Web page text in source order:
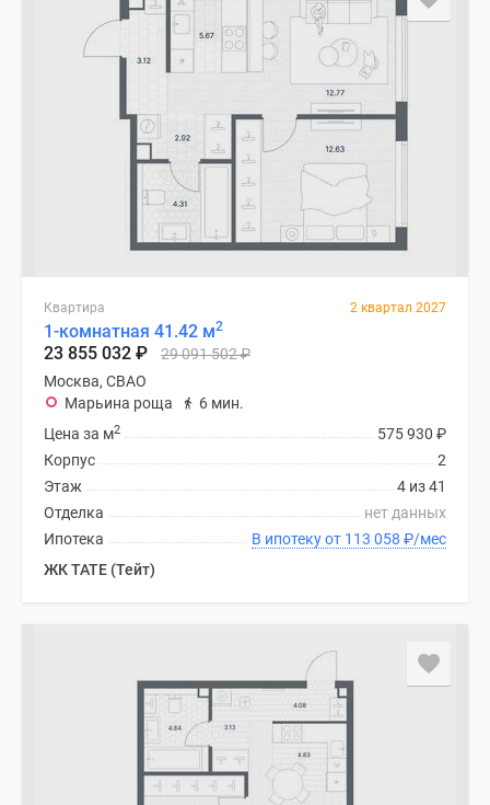
Квартира 2 квартал 2027
1-комнатная 41.42 м2
23 855 032 ₽ 29 091 502₽
Москва, СВАО
Марьина роща
6 мин.
575 930 ₽
Цена за м2
2
Корпус
4 из 41
Этаж
нет данных
Отделка
В ипотеку от 113 058 ₽/мес
Ипотека
ЖК TATE (Тейт)